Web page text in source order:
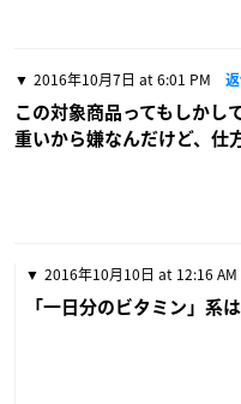
2016年10月7日 at 6:01 PM
この対象商品ってもしかし
重いから嫌なんだけど、仕
2016年10月10日 at 12:16 AM
「一日分のビタミン」系